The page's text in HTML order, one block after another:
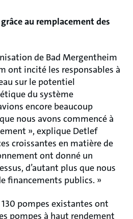
au remplacement des
de Bad Mergentheim
ont incité les responsables à
sur le potentiel
du système
encore beaucoup
nous avons commencé à
», explique Detlef
croissantes en matière de
ont donné un
d’autant plus que nous
financements publics. »
pompes existantes ont
pompes à haut rendement